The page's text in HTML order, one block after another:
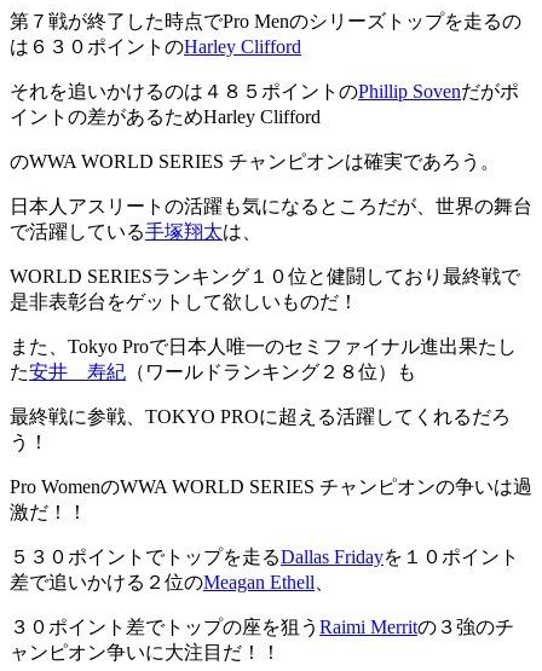
第７戦が終了した時点でPro Menのシリーズトップを走るの
は６３０ポイントのHarley Clifford
それを追いかけるのは４８５ポイントのPhillip Sovenだがポ
イントの差があるためHarley Clifford
のWWA WORLD SERIES チャンピオンは確実であろう。
日本人アスリートの活躍も気になるところだが、世界の舞台
で活躍している手塚翔太は、
WORLD SERIESランキング１０位と健闘しており最終戦で
是非表彰台をゲットして欲しいものだ！
また、Tokyo Proで日本人唯一のセミファイナル進出果たし
た安井 寿紀 （ワールドランキング２８位）も
最終戦に参戦、TOKYO PROに超える活躍してくれるだろ
う！
Pro WomenのWWA WORLD SERIES チャンピオンの争いは過
激だ！！
５３０ポイントでトップを走るDallas Fridayを１０ポイント
差で追いかける２位のMeagan Ethell
３０ポイント差でトップの座を狙う Raimi Merritの３強のチ
ャンピオン争いに大注目だ！！